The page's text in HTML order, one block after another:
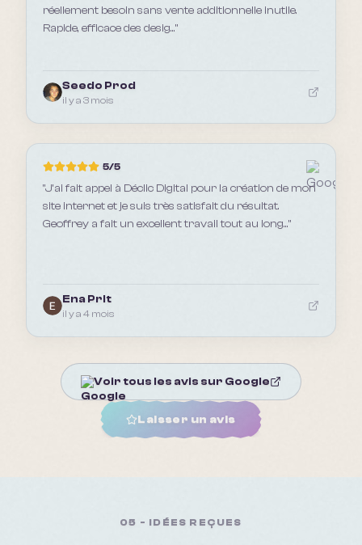
réellement besoin sans vente additionnelle inutile.
Rapide, efficace des desig..."
Seedo Prod
il y a 3 mois
5/5
"J’ai fait appel à Déclic Digital pour la création de mon
site internet et je suis très satisfait du résultat.
Geoffrey a fait un excellent travail tout au long..."
Ena Prlt
il y a 4 mois
Voir tous les avis sur Google
Laisser un avis
05 - IDÉES REÇUES